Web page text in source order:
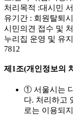
스스로 지키는
대사증후군 오
-콜레스테롤의
콜레스테롤에
HDL 콜레스테
네, 맞습니다.
선생님 그리고
여러분, 그냥
제1조(개인정보의
① 서울시는
다. 처리하고
로는 이용되